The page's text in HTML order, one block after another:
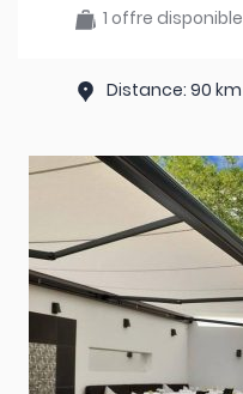
1 offre disponible
Distance: 90 km